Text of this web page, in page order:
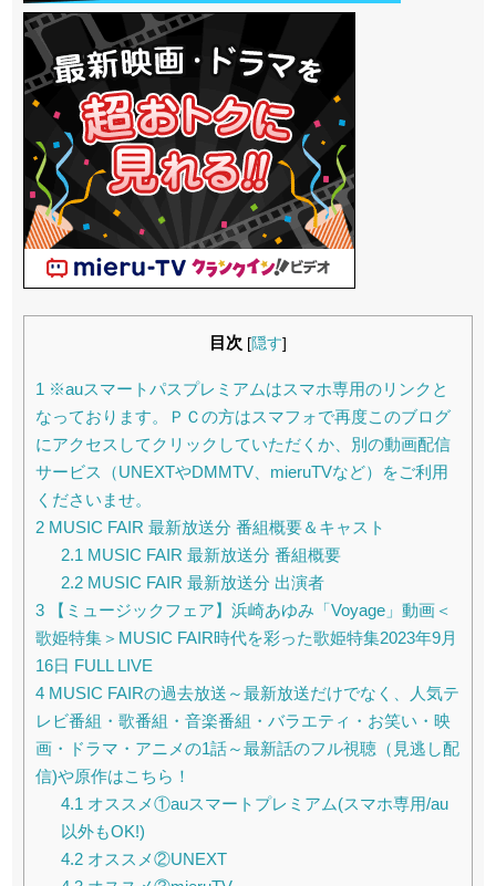
目次 [隠す]
1 ※auスマートパスプレミアムはスマホ専用のリンクと
なっております。ＰＣの方はスマフォで再度このブログ
にアクセスしてクリックしていただくか、別の動画配信
サービス（UNEXTやDMMTV、mieruTVなど）をご利用
くださいませ。
2 MUSIC FAIR 最新放送分 番組概要＆キャスト
2.1 MUSIC FAIR 最新放送分 番組概要
2.2MUSIC FAIR 最新放送分 出演者
3 【ミュージックフェア】浜崎あゆみ「Voyage」動画＜
歌姫特集＞MUSIC FAIR時代を彩った歌姫特集2023年9月
16日 FULL LIVE
4 MUSIC FAIRの過去放送～最新放送だけでなく、人気テ
レビ番組・歌番組・音楽番組・バラエティ・お笑い・映
画・ドラマ・アニメの1話～最新話のフル視聴（見逃し配
信)や原作はこちら！
4.1 オススメ①auスマートプレミアム(スマホ専用/au
以外もOK!)
4.2オススメ②UNEXT